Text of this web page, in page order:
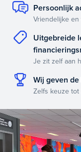
Persoonlijk
Vriendelijke
Uitgebreide
Je zit zelf aan
Wij geven
Zelfs keuze tot